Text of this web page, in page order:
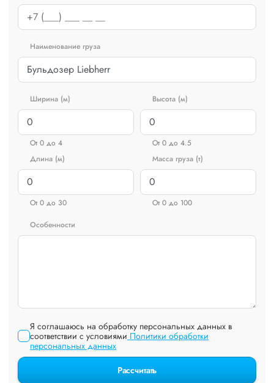
Наименование груза
Ширина (м)
От 0 до 4
Высота (м)
От 0 до 4.5
Длина (м)
От 0 до 30
Масса груза (т)
От 0 до 100
Особенности
Я соглашаюсь на обработку персональных данных в
соответствии с условиями Политики обработки
персональных данных
Рассчитать